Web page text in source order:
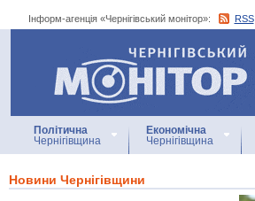
Інформ-агенція «Чернігівський монітор»: RSS
Інформ-агенція
«Чернігівський монітор»
Політична
Чернігівщина
Економічна
Чернігівщина
Новини Чернігівщини